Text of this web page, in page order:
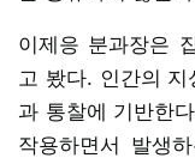
이제응 분과장은
고 봤다. 인간의
과 통찰에 기반한
작용하면서 발생